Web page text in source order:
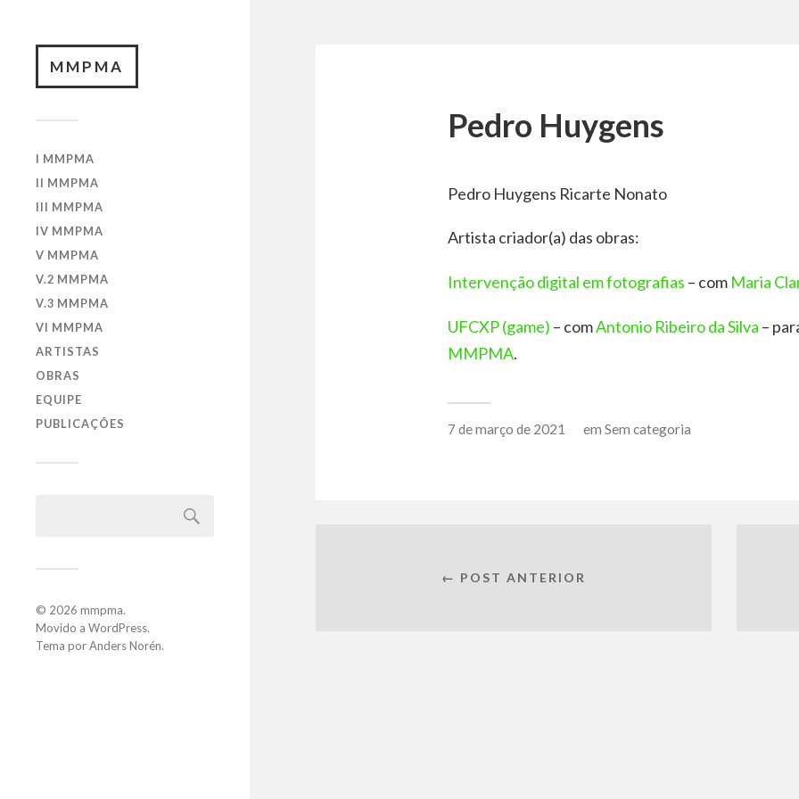
MMPMA
I MMPMA
II MMPMA
III MMPMA
IV MMPMA
V MMPMA
V.2 MMPMA
V.3 MMPMA
VI MMPMA
ARTISTAS
OBRAS
EQUIPE
PUBLICAÇÕES
© 2026 mmpma.
Movido a WordPress.
Tema porAnders Norén.
Pedro Huygens
Pedro Huygens Ricarte Nonato
Artista criador(a) das obras:
Intervenção digital em fotografias – com Maria
UFCXP (game) – comAntonio Ribeiro da Silva –
MMPMA.
7 de março de 2021 em Sem categoria
← POST ANTERIOR